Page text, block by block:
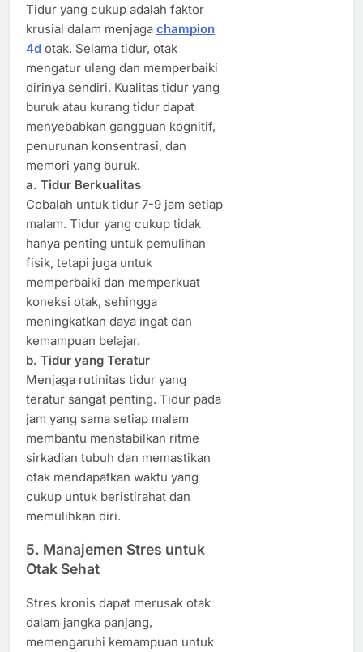
Tidur yang cukup adalah faktor
krusial dalam menjaga champion
4d otak. Selama tidur, otak
mengatur ulang dan memperbaiki
dirinya sendiri. Kualitas tidur yang
buruk atau kurang tidur dapat
menyebabkan gangguan kognitif,
penurunan konsentrasi, dan
memori yang buruk.
a. Tidur Berkualitas
Cobalah untuk tidur 7-9 jam setiap
malam. Tidur yang cukup tidak
hanya penting untuk pemulihan
fisik, tetapi juga untuk
memperbaiki dan memperkuat
koneksi otak, sehingga
meningkatkan daya ingat dan
kemampuan belajar.
b. Tidur yang Teratur
Menjaga rutinitas tidur yang
teratur sangat penting. Tidur pada
jam yang sama setiap malam
membantu menstabilkan ritme
sirkadian tubuh dan memastikan
otak mendapatkan waktu yang
cukup untuk beristirahat dan
memulihkan diri.
5. Manajemen Stres untuk
Otak Sehat
Stres kronis dapat merusak otak
dalam jangka panjang,
memengaruhi kemampuan untuk